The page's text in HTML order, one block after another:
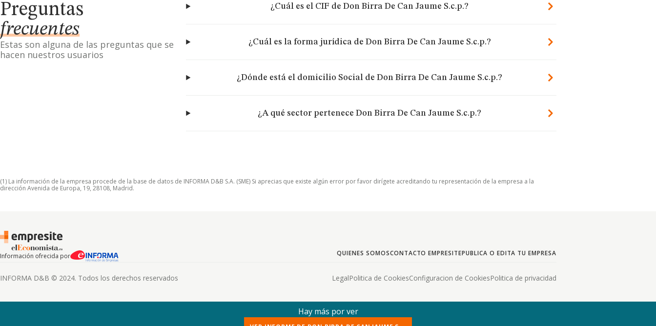
Preguntas
frecuentes
Estas son alguna de las preguntas que se
hacen nuestros usuarios
¿Cuál es el CIF de Don Birra De Can Jaume S.c.p.?
¿Cuál es la forma jurídica de Don Birra De Can Jaume S.c.p.?
¿Dónde está el domicilio Social de Don Birra De Can Jaume S.c.p.?
¿A qué sector pertenece Don Birra De Can Jaume S.c.p.?
(1) La información de la empresa procede de la base de datos de INFORMA D&B S.A. (SME) Si aprecias que existe algún error por favor dirígete acreditando tu representación de la empresa a la
dirección Avenida de Europa, 19, 28108, Madrid.
Información ofrecida por QUIENES SOMOSCONTACTO EMPRESITEPUBLICA O EDITA TU EMPRESA
INFORMA D&B © 2024. Todos los derechos reservados LegalPolitica de CookiesConfiguracion de CookiesPolitica de privacidad
Hay más por ver